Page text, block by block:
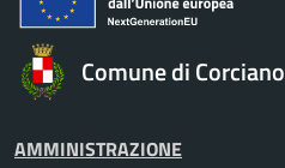
Comune di Corciano
AMMINISTRAZIONE